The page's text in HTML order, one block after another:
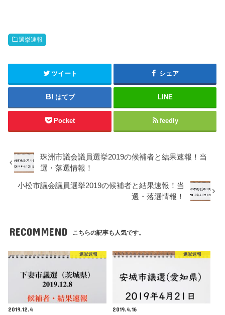
選挙速報
ツイート シェア
はてブ LINE
Pocket feedly
珠洲市議会議員選挙2019の候補者と結果速報！当
選・落選情報！
小松市議会議員選挙2019の候補者と結果速報！当
選・落選情報！
RECOMMEND こちらの記事も人気です。
選挙速報
2019.12.4
選挙速報
2019.4.16